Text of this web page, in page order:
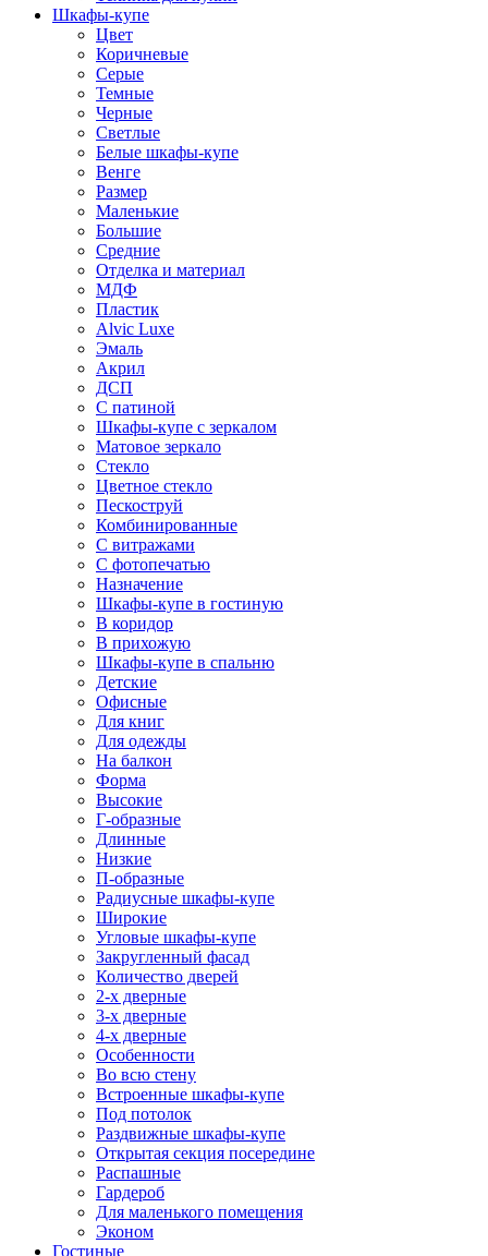
Шкафы-купе
Цвет
Коричневые
Серые
Темные
Черные
Светлые
Белые шкафы-купе
Венге
Размер
Маленькие
Большие
Средние
Отделка и материал
МДФ
Пластик
Alvic Luxe
Эмаль
Акрил
ДСП
С патиной
Шкафы-купе с зеркалом
Матовое зеркало
Стекло
Цветное стекло
Пескоструй
Комбинированные
С витражами
С фотопечатью
Назначение
Шкафы-купе в гостиную
В коридор
В прихожую
Шкафы-купе в спальню
Детские
Офисные
Для книг
Для одежды
На балкон
Форма
Высокие
Г-образные
Длинные
Низкие
П-образные
Радиусные шкафы-купе
Широкие
Угловые шкафы-купе
Закругленный фасад
Количество дверей
2-х дверные
3-х дверные
4-х дверные
Особенности
Во всю стену
Встроенные шкафы-купе
Под потолок
Раздвижные шкафы-купе
Открытая секция посередине
Распашные
Гардероб
Для маленького помещения
Эконом
Гостиные